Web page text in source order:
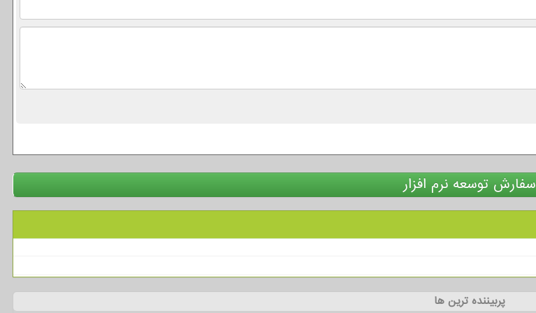
سفارش توسعه نرم افزار
پربیننده ترین ها